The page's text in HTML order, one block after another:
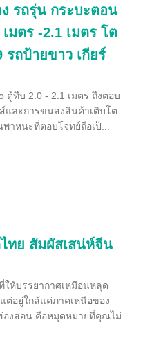
รถรุ่น กระบะตอน
มตร -2.1 เมตร โต
รถป้ายขาว เกียร์
ตู้ทึบ 2.0 - 2.1 เมตร ถึงตอบ
และการขนส่งสินค้าเติบโต
าหนะที่ตอบโจทย์ถือเป็...
ทย สัมผัสเสน่ห์จีน
ห้บรรยากาศเหมือนหลุด
ต่อยู่ใกล้แค่ภาคเหนือของ
องสอน คือหมุดหมายที่คุณไม่